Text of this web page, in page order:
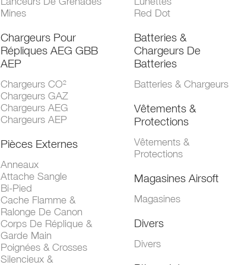
Mines
Chargeurs Pour
Répliques AEG GBB
AEP
Chargeurs CO²
Chargeurs GAZ
Chargeurs AEG
Chargeurs AEP
Pièces Externes
Anneaux
Attache Sangle
Bi-Pied
Cache Flamme &
Ralonge De Canon
Corps De Réplique &
Garde Main
Poignées & Crosses
Silencieux &
Red Dot
Batteries &
Chargeurs De
Batteries
Batteries & Chargeurs
Vêtements &
Protections
Vêtements &
Protections
Magasines Airsoft
Magasines
Divers
Divers